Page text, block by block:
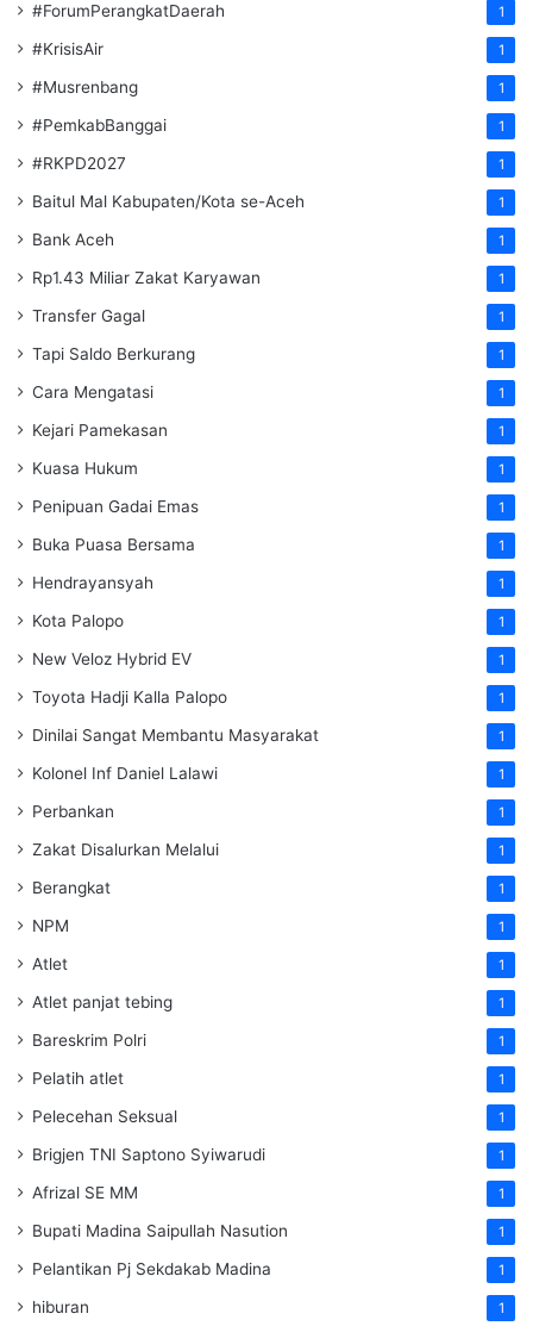
#ForumPerangkatDaerah 1
#KrisisAir 1
#Musrenbang 1
#PemkabBanggai 1
#RKPD2027 1
Baitul Mal Kabupaten/Kota se-Aceh 1
Bank Aceh 1
Rp1.43 Miliar Zakat Karyawan 1
Transfer Gagal 1
Tapi Saldo Berkurang 1
Cara Mengatasi 1
Kejari Pamekasan 1
Kuasa Hukum 1
Penipuan Gadai Emas 1
Buka Puasa Bersama 1
Hendrayansyah 1
Kota Palopo 1
New Veloz Hybrid EV 1
Toyota Hadji Kalla Palopo 1
Dinilai Sangat Membantu Masyarakat 1
Kolonel Inf Daniel Lalawi 1
Perbankan 1
Zakat Disalurkan Melalui 1
Berangkat 1
NPM 1
Atlet 1
Atlet panjat tebing 1
Bareskrim Polri 1
Pelatih atlet 1
Pelecehan Seksual 1
Brigjen TNI Saptono Syiwarudi 1
Afrizal SE MM 1
Bupati Madina Saipullah Nasution 1
Pelantikan Pj Sekdakab Madina 1
hiburan 1